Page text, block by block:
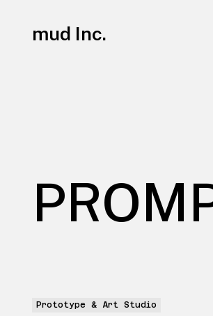
mud Inc.
Prototype & Art Studio